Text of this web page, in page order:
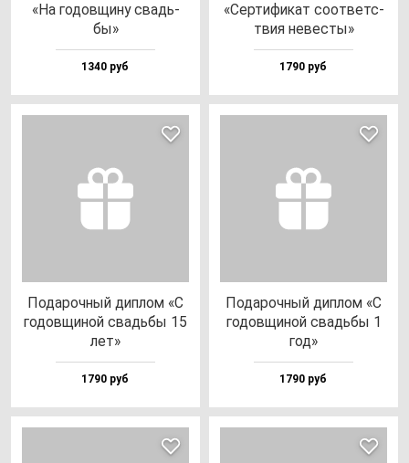
«На го­дов­щи­ну свадь­
бы»
1340 руб
«Сер­ти­фи­кат со­от­ветс­
твия не­вес­ты»
1790 руб
Пода­роч­ный дип­лом «С
го­дов­щи­ной свадь­бы 15
лет»
1790 руб
Пода­роч­ный дип­лом «С
го­дов­щи­ной свадь­бы 1
год»
1790 руб